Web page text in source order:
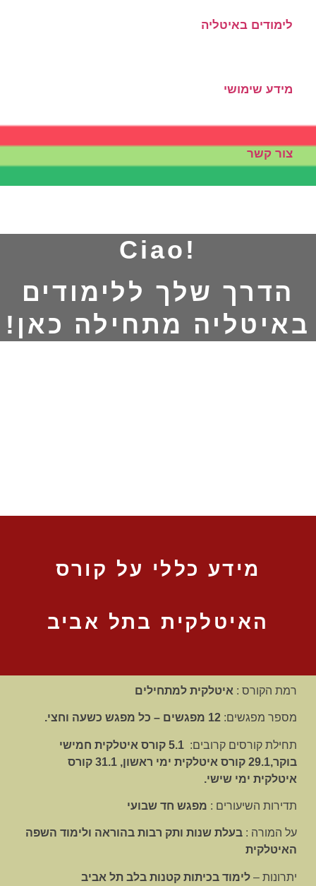
לימודים באיטליה
מידע שימושי
צור קשר
!Ciao
הדרך שלך ללימודים
באיטליה מתחילה כאן!
מידע כללי על קורס
האיטלקית בתל אביב
רמת הקורס : איטלקית למתחילים
מספר מפגשים: 12 מפגשים – כל מפגש כשעה וחצי.
תחילת קורסים קרובים:
5.1 קורס איטלקית חמישי
בוקר,29.1 קורס איטלקית ימי ראשון, 31.1 קורס
איטלקית ימי שישי.
תדירות השיעורים : מפגש חד שבועי
על המורה : בעלת שנות ותק רבות בהוראה ולימוד השפה
האיטלקית
יתרונות – לימוד בכיתות קטנות בלב תל אביב